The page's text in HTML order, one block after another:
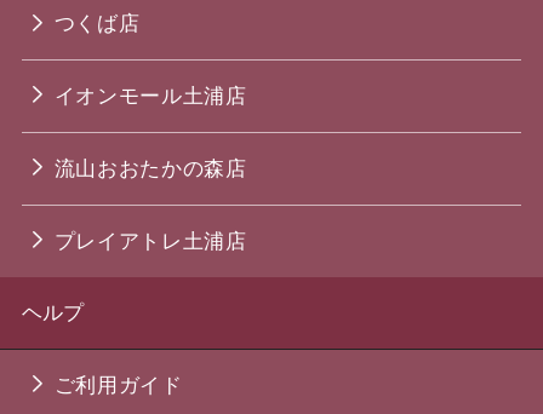
つくば店
イオンモール土浦店
流山おおたかの森店
プレイアトレ土浦店
ヘルプ
ご利用ガイド